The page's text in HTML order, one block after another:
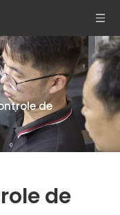
de
de